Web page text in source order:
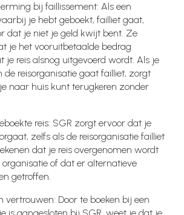
bij faillissement: Als een
je hebt geboekt, failliet gaat,
dat je niet je geld kwijt bent. Ze
je het vooruitbetaalde bedrag
je reis alsnog uitgevoerd wordt. Als je
de reisorganisatie gaat failliet, zorgt
naar huis kunt terugkeren zonder
reis: SGR zorgt ervoor dat je
zelfs als de reisorganisatie failliet
dat je reis overgenomen wordt
of dat er alternatieve
getroffen.
vertrouwen: Door te boeken bij een